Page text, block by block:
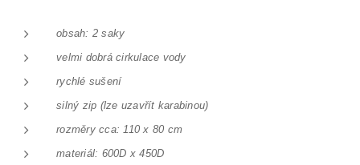
obsah: 2 saky
velmi dobrá cirkulace vody
rychlé sušení
silný zip (lze uzavřít karabinou)
rozměry cca: 110 x 80 cm
materiál: 600D x 450D